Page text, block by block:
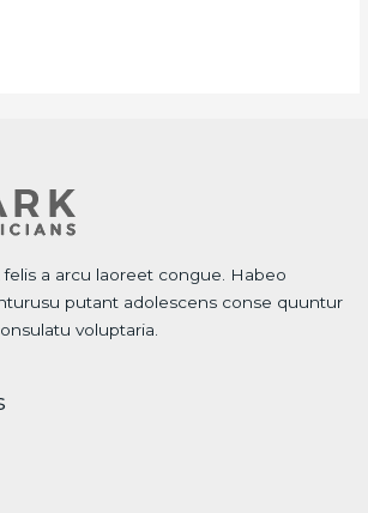
felis a arcu laoreet congue. Habeo
putant adolescens conse quuntur
voluptaria.